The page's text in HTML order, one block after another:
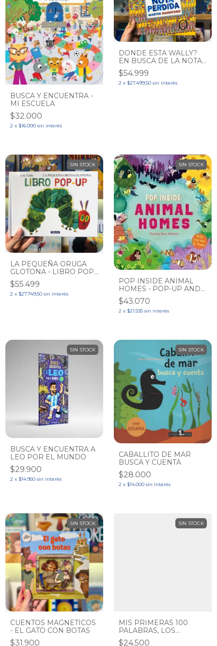
BUSCA Y ENCUENTRA -
MI ESCUELA
$32.000
2 x $16.000 sin interés
DONDE ESTA WALLY?
EN BUSCA DE LA NOTA
PERDIDA TD
$54.999
2 x $27.499,50 sin interés
SIN STOCK
LA PEQUEÑA ORUGA
GLOTONA - LIBRO POP-
UP
$55.499
2 x $27.749,50 sin interés
SIN STOCK
POP INSIDE ANIMAL
HOMES - POP-UP AND
FLAPS
$43.070
2 x $21.535 sin interés
SIN STOCK
BUSCA Y ENCUENTRA A
LEO POR EL MUNDO
$29.900
2 x $14.950 sin interés
SIN STOCK
CABALLITO DE MAR
BUSCA Y CUENTA
$28.000
2 x $14.000 sin interés
SIN STOCK
CUENTOS MAGNETICOS
- EL GATO CON BOTAS
$31.900
SIN STOCK
MIS PRIMERAS 100
PALABRAS, LOS
ANIMALES
$24.500